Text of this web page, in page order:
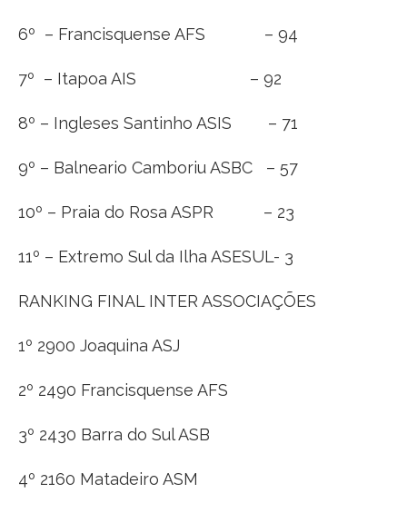
6º – Francisquense AFS – 94
7º – Itapoa AIS – 92
8º – Ingleses Santinho ASIS – 71
9º – Balneario Camboriu ASBC – 57
10º – Praia do Rosa ASPR – 23
11º – Extremo Sul da Ilha ASESUL- 3
RANKING FINAL INTER ASSOCIAÇÕES
1º 2900 Joaquina ASJ
2º 2490 Francisquense AFS
3º 2430 Barra do Sul ASB
4º 2160 Matadeiro ASM